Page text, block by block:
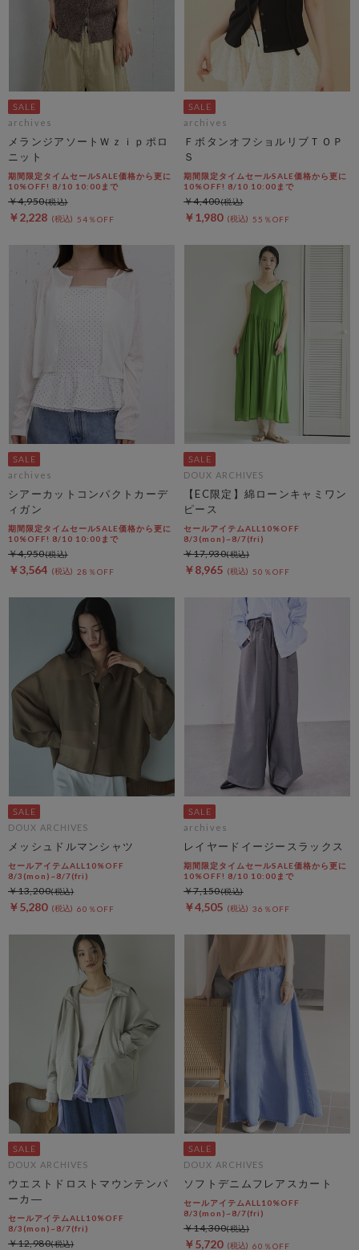
archives
メランジアソートＷｚｉｐポロ
ニット
期間限定タイムセールSALE価格から更に
10%OFF! 8/10 10:00まで
￥2,228 54％OFF
￥4,950
archives
ＦボタンオフショルリブＴＯＰ
Ｓ
期間限定タイムセールSALE価格から更に
10%OFF! 8/10 10:00まで
￥1,980 55％OFF
￥4,400
archives
シアーカットコンパクトカーデ
ィガン
期間限定タイムセールSALE価格から更に
10%OFF! 8/10 10:00まで
￥3,564 28％OFF
￥4,950
DOUX ARCHIVES
【EC限定】綿ローンキャミワン
ピース
セールアイテムALL10%OFF
8/3(mon)~8/7(fri)
￥8,965 50％OFF
￥17,930
DOUX ARCHIVES
メッシュドルマンシャツ
セールアイテムALL10%OFF
8/3(mon)~8/7(fri)
￥5,280 60％OFF
￥13,200
archives
レイヤードイージースラックス
期間限定タイムセールSALE価格から更に
10%OFF! 8/10 10:00まで
￥4,505 36％OFF
￥7,150
DOUX ARCHIVES
ウエストドロストマウンテンパ
ーカ―
セールアイテムALL10%OFF
8/3(mon)~8/7(fri)
￥12,980
DOUX ARCHIVES
ソフトデニムフレアスカート
セールアイテムALL10%OFF
8/3(mon)~8/7(fri)
￥5,720 60％OFF
￥14,300